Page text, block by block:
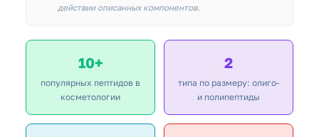
действии описанных компонентов.
10+
популярных пептидов в
косметологии
2
типа по размеру: олиго-
и полипептиды